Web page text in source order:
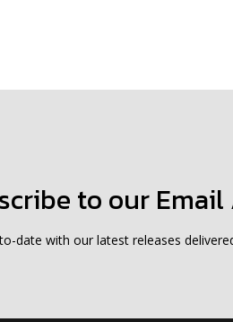
to our
date with our latest releases